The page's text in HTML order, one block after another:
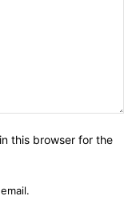
this browser for the